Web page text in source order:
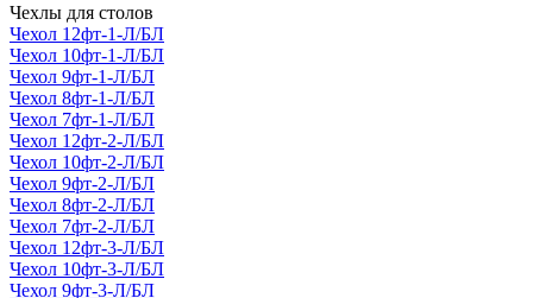
Чехлы для столов
Чехол 12фт-1-Л/БЛ
Чехол 10фт-1-Л/БЛ
Чехол 9фт-1-Л/БЛ
Чехол 8фт-1-Л/БЛ
Чехол 7фт-1-Л/БЛ
Чехол 12фт-2-Л/БЛ
Чехол 10фт-2-Л/БЛ
Чехол 9фт-2-Л/БЛ
Чехол 8фт-2-Л/БЛ
Чехол 7фт-2-Л/БЛ
Чехол 12фт-3-Л/БЛ
Чехол 10фт-3-Л/БЛ
Чехол 9фт-3-Л/БЛ